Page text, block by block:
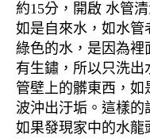
約15分，開啟 水管
如是自來水，如水管
綠色的水，是因為裡
有生鏽，所以只洗出
管壁上的髒東西，
波沖出汙垢。這樣的
如果發現家中的水